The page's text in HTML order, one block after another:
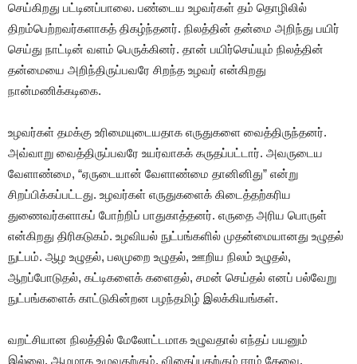
செய்கிறது பட்டினப்பாலை. பண்டைய உழவர்கள் தம் தொழிலில்
திறம்பெற்றவர்களாகத் திகழ்ந்தனர். நிலத்தின் தன்மை அறிந்து பயிர்
செய்து நாட்டின் வளம் பெருக்கினர். தான் பயிர்செய்யும் நிலத்தின்
தன்மையை அறிந்திருப்பவரே சிறந்த உழவர் என்கிறது
நான்மணிக்கடிகை.
உழவர்கள் தமக்கு உரிமையுடையதாக எருதுகளை வைத்திருந்தனர்.
அவ்வாறு வைத்திருப்பவரே உயர்வாகக் கருதப்பட்டார். அவருடைய
வேளாண்மை, “ஏருடையான் வேளாண்மை தானினிது” என்று
சிறப்பிக்கப்பட்டது. உழவர்கள் எருதுகளைக் கிடைத்தற்கரிய
துணைவர்களாகப் போற்றிப் பாதுகாத்தனர். எருதை அரிய பொருள்
என்கிறது திரிகடுகம். உழவியல் நுட்பங்களில் முதன்மையானது உழுதல்
நுட்பம். ஆழ உழுதல், பலமுறை உழுதல், ஊறிய நிலம் உழுதல்,
ஆறப்போடுதல், கட்டிகளைக் களைதல், சமன் செய்தல் எனப் பல்வேறு
நுட்பங்களைக் காட்டுகின்றன பழந்தமிழ் இலக்கியங்கள்.
வறட்சியான நிலத்தில் மேலோட்டமாக உழுவதால் எந்தப் பயனும்
இல்லை. ஆழமாக உழுவதற்கும், விதைப்பதற்கும் ஈரம் தேவை.